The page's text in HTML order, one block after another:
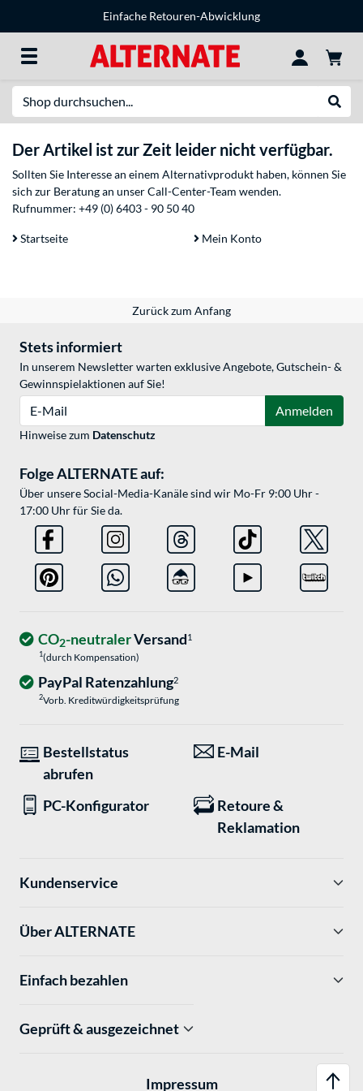
Einfache Retouren-Abwicklung
Der Artikel ist zur Zeit leider nicht verfügbar.
Sollten Sie Interesse an einem Alternativprodukt haben, können Sie
sich zur Beratung an unser Call-Center-Team wenden.
Rufnummer: +49 (0) 6403 - 90 50 40
Startseite Mein Konto
Zurück zum Anfang
Stets informiert
In unserem Newsletter warten exklusive Angebote, Gutschein- &
Gewinnspielaktionen auf Sie!
Anmelden
Hinweise zum Datenschutz
Folge ALTERNATE auf:
Über unsere Social-Media-Kanäle sind wir Mo-Fr 9:00 Uhr -
17:00 Uhr für Sie da.
CO2-neutralerVersand1
1(durch Kompensation)
PayPal Ratenzahlung2
2Vorb. Kreditwürdigkeitsprüfung
Bestellstatus
abrufen
E-Mail
PC-Konfigurator
Retoure &
Reklamation
Kundenservice
Über ALTERNATE
Einfach bezahlen
Geprüft & ausgezeichnet
Impressum